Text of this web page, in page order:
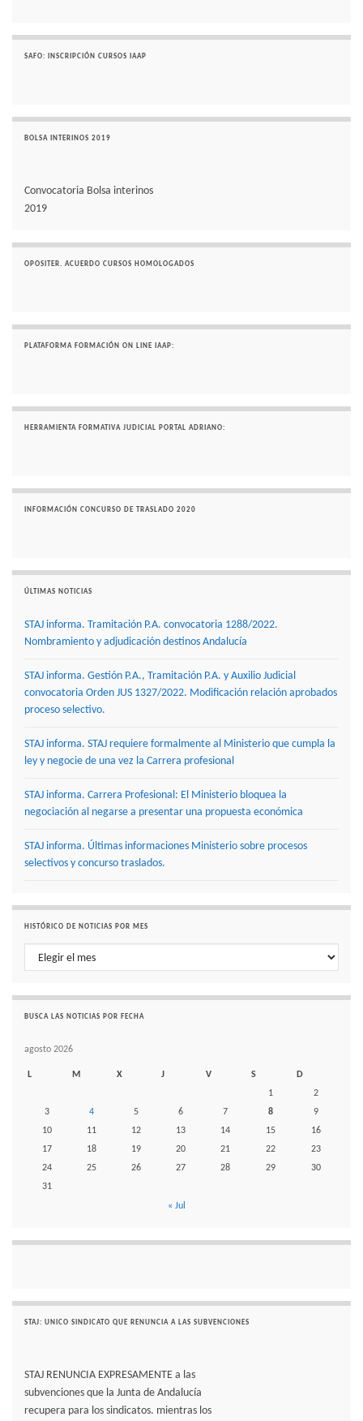
SAFO: INSCRIPCIÓN CURSOS IAAP
BOLSA INTERINOS 2019
Convocatoria Bolsa interinos
2019
OPOSITER. ACUERDO CURSOS HOMOLOGADOS
PLATAFORMA FORMACIÓN ON LINE IAAP:
HERRAMIENTA FORMATIVA JUDICIAL PORTAL ADRIANO:
INFORMACIÓN CONCURSO DE TRASLADO 2020
ÚLTIMAS NOTICIAS
STAJ informa. Tramitación P.A. convocatoria 1288/2022.
Nombramiento y adjudicación destinos Andalucía
STAJ informa. Gestión P.A., Tramitación P.A. y Auxilio Judicial
convocatoria Orden JUS 1327/2022. Modificación relación aprobados
proceso selectivo.
STAJ informa. STAJ requiere formalmente al Ministerio que cumpla la
ley y negocie de una vez la Carrera profesional
STAJ informa. Carrera Profesional: El Ministerio bloquea la
negociación al negarse a presentar una propuesta económica
STAJ informa. Últimas informaciones Ministerio sobre procesos
selectivos y concurso traslados.
HISTÓRICO DE NOTICIAS POR MES
Histórico de noticias por mes
BUSCA LAS NOTICIAS POR FECHA
agosto 2026
L M X J V S
D
1
2
3
4 5 6 7 8
9
10
11 12 13 14 15
16
17
18 19 20 21 22
23
24
25 26 27 28 29
30
31
« Jul
STAJ: UNICO SINDICATO QUE RENUNCIA A LAS SUBVENCIONES
STAJ RENUNCIA EXPRESAMENTE a las
subvenciones que la Junta de Andalucía
recupera para los sindicatos. mientras los